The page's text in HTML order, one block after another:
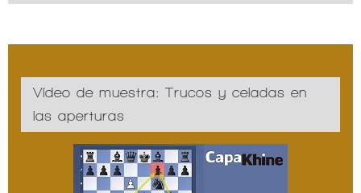
Vídeo de muestra: Trucos y celadas en
las aperturas